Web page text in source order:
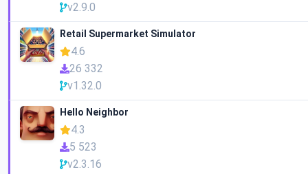
v2.9.0
Retail Supermarket Simulator
4.6
26 332
v1.32.0
Hello Neighbor
4.3
5 523
v2.3.16